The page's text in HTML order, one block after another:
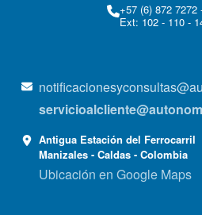
+57 (6) 872 7272
Ext: 102 - 110 -
Antigua Estación del Ferrocarril
Manizales - Caldas - Colombia
Ubicación en Google Maps